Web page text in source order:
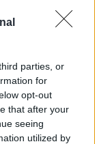
parties, or
for
opt-out
that after your
seeing
utilized by
Hende Olivér